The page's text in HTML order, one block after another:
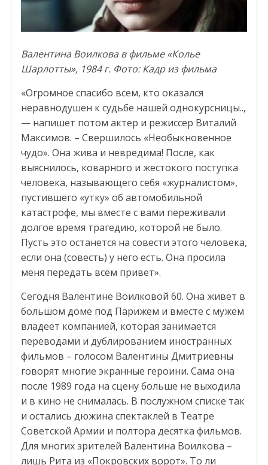
Валентина Воилкова в фильме «Колье
Шарлотты», 1984 г. Фото: Кадр из фильма
«Огромное спасибо всем, кто оказался
неравнодушен к судьбе нашей однокурсницы..,
— напишет потом актер и режиссер Виталий
Максимов. – Свершилось «Необыкновенное
чудо». Она жива и невредима! После, как
выяснилось, коварного и жестокого поступка
человека, называющего себя «журналистом»,
пустившего «утку» об автомобильной
катастрофе, мы вместе с вами переживали
долгое время трагедию, которой не было.
Пусть это останется на совести этого человека,
если она (совесть) у него есть. Она просила
меня передать всем привет».
Сегодня Валентине Воилковой 60. Она живет в
большом доме под Парижем и вместе с мужем
владеет компанией, которая занимается
переводами и дублированием иностранных
фильмов – голосом Валентины Дмитриевны
говорят многие экранные героини. Сама она
после 1989 года на сцену больше не выходила
и в кино не снималась. В послужном списке так
и остались дюжина спектаклей в Театре
Советской Армии и полтора десятка фильмов.
Для многих зрителей Валентина Воилкова –
лишь Рита из «Покровских ворот». То ли